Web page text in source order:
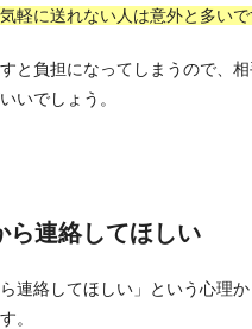
軽に送れない人は意外と多いで
と負担になってしまうので、
いでしょう。
ら連絡してほしい
ら連絡してほしい」という心理
。